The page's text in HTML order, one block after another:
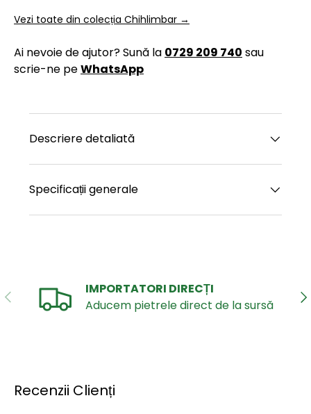
Vezi toate din colecția Chihlimbar →
Ai nevoie de ajutor? Sună la 0729 209 740 sau
scrie-ne peWhatsApp
Descriere detaliată
Specificații generale
ANTERIOR
IMPORTATORI DIRECȚI
Aducem pietrele direct de la sursă
Recenzii Clienți